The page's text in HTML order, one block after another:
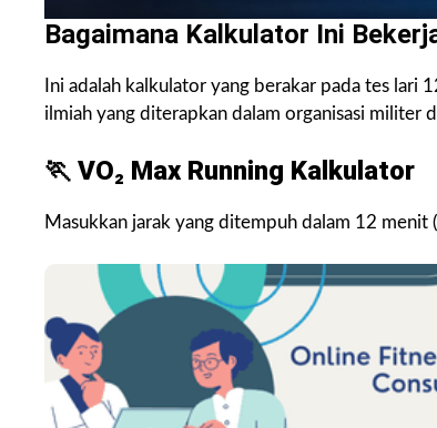
Bagaimana Kalkulator Ini
Ini adalah kalkulator yang berakar pada tes lari
ilmiah yang diterapkan dalam organisasi militer
🏃 VO₂ Max Running Kalkulator
Masukkan jarak yang ditempuh dalam 12 menit